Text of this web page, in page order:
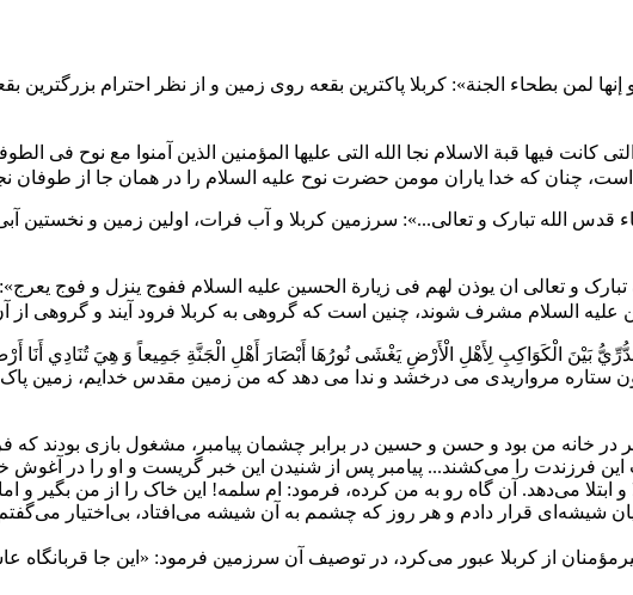
لمن بطحاء الجنة»: کربلا پاکترین بقعه روى زمین و از نظر احترام بزرگترین
کانت فیها قبة الاسلام نجا الله التى علیها المؤمنین الذین آمنوا مع نوح
است، چنان که خدا یاران مومن حضرت نوح علیه السلام را در همان جا از طوفان
قدس الله تبارک و تعالى...»: سرزمین کربلا و آب فرات، اولین زمین و نخستین
و تعالى ان یوذن لهم فى زیارة الحسین علیه السلام ففوج ینزل و فوج
علیه السلام مشرف شوند، چنین است که گروهى به کربلا فرود آیند و گروهى از
بَيْنَ الْكَوَاكِبِ لِأَهْلِ الْأَرْضِ يَغْشَى نُورُهَا أَبْصَارَ أَهْلِ الْجَنَّةِ جَمِيعاً وَ هِيَ تُنَادِي أَنَا
ستاره مرواریدى مى درخشد و ندا مى دهد که من زمین مقدس خدایم، زمین پاک
در خانه من بود و حسن و حسین در برابر چشمان پیامبر، مشغول بازی بودند که
فرزندت را می‌کشند... پیامبر پس از شنیدن این خبر گریست و او را در
ابتلا می‌دهد. آن گاه رو به من کرده، فرمود: ام سلمه! این خاک را از من بگیر و
شیشه‌ای قرار دادم و هر روز که چشمم به آن شیشه می‌افتاد، بی‌اختیار
از کربلا عبور می‌کرد، در توصیف آن سرزمین فرمود: «این جا